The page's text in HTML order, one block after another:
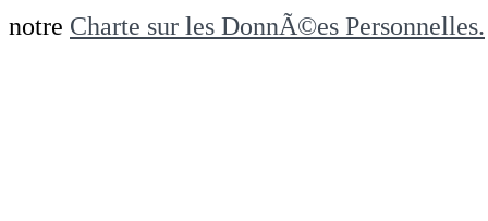
notre Charte sur les DonnÃ©es Personnelles.